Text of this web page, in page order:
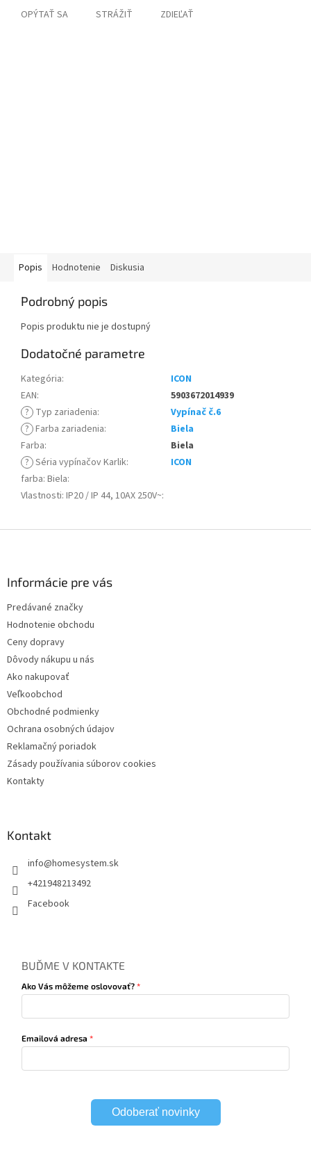
OPÝTAŤ SA STRÁŽIŤ ZDIEĽAŤ
Popis Hodnotenie Diskusia
Podrobný popis
Popis produktu nie je dostupný
Dodatočné parametre
Kategória:
ICON
EAN:
5903672014939
? Typ zariadenia:
Vypínač č.6
? Farba zariadenia:
Biela
Farba:
Biela
? Séria vypínačov Karlik:
ICON
farba: Biela:
Vlastnosti: IP20 / IP 44, 10AX 250V~:
Informácie pre vás
Predávané značky
Hodnotenie obchodu
Ceny dopravy
Dôvody nákupu u nás
Ako nakupovať
Veľkoobchod
Obchodné podmienky
Ochrana osobných údajov
Reklamačný poriadok
Zásady používania súborov cookies
Kontakty
Kontakt
info@homesystem.sk
+421948213492
Facebook
BUĎME V KONTAKTE
Ako Vás môžeme oslovovať?
Emailová adresa
Odoberať novinky